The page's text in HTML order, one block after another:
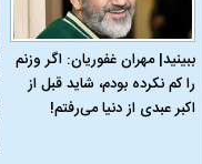
ببینید| مهران غفوریان: اگر وزنم
را کم نکرده بودم، شاید قبل از
اکبر عبدی از دنیا می‌رفتم!